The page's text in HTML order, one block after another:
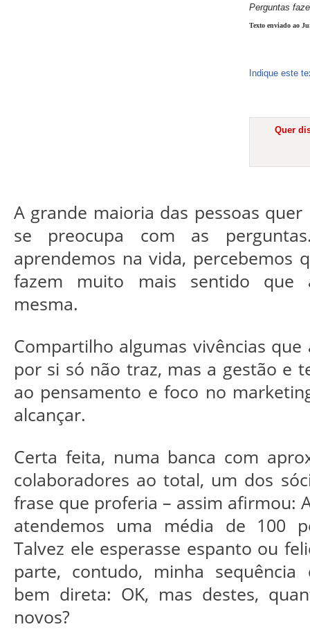
Perguntas
Texto enviado ao
Indique este
Quer
A grande maioria das pessoas quer
se preocupa com as
aprendemos na vida, percebemos
fazem muito mais sentido que
mesma.
Compartilho algumas vivências
por si só não traz, mas a gestão e
ao pensamento e foco no
alcançar.
Certa feita, numa banca com
colaboradores ao total, um dos
frase que proferia – assim afirmou:
atendemos uma média de 100
Talvez ele esperasse espanto ou
parte, contudo, minha
bem direta: OK, mas destes,
novos?